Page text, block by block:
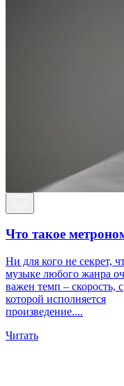
Что такое
Ни для кого не секрет,
музыке любого жанра
важен темп – скорость, с
которой исполняется
произведение....
Читать